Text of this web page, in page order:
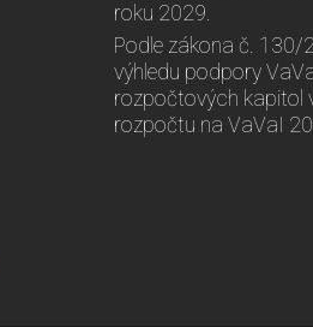
roku 2029.
Podle zákona č. 130/
výhledu podpory
rozpočtových kapitol
rozpočtu na VaVaI